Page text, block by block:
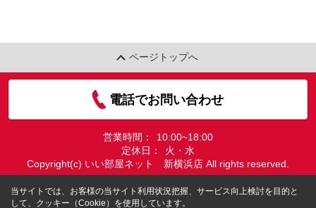
ページトップへ
電話でお問い合わせ
営業時間：
10:00~18:00
定休日：
火・水
Copyright(c) いい部屋ネット 新横浜店 All rights reserved.
当サイトでは、お客様の当サイト利用状況把握、サービス向上検討を目的と
して、クッキー（Cookie）を使用しています。